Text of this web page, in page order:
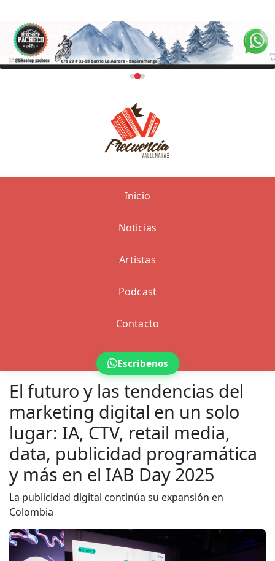
Inicio
Noticias
Artistas
Podcast
Contacto
Escribenos
El futuro y las tendencias del
marketing digital en un solo
lugar: IA, CTV, retail media,
data, publicidad programática
y más en el IAB Day 2025
La publicidad digital continúa su expansión en
Colombia